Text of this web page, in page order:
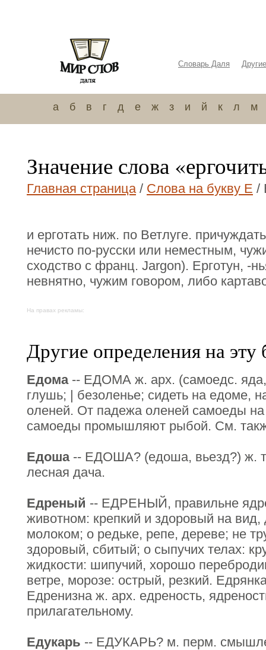
Словарь Даля
а б в г д е ж з и й к л м
Значение слова
Главная страница/ Слова на букву Е /
и ерготать ниж. по Ветлуге.
нечисто по-русски или неместным,
сходство с франц. Jargon). Ерготун, -
невнятно, чужим говором, либо
На правах рекламы:
Другие определения на эту
Едома-- ЕДОМА ж. арх. (самоедс.
глушь; | безоленье; сидеть на едоме,
оленей. От падежа оленей самоеды
самоеды промышляют рыбой. См.
Едоша-- ЕДОША? (едоша, вьезд?) ж.
лесная дача.
Едреный -- ЕДРЕНЫЙ, правильне
животном: крепкий и здоровый на
молоком; о редьке, репе, дереве; не
здоровый, сбитый; о сыпучих телах:
жидкости: шипучий, хорошо
ветре, морозе: острый, резкий.
Едренизна ж. арх. едреность,
прилагательному.
Едукарь -- ЕДУКАРЬ? м. перм.